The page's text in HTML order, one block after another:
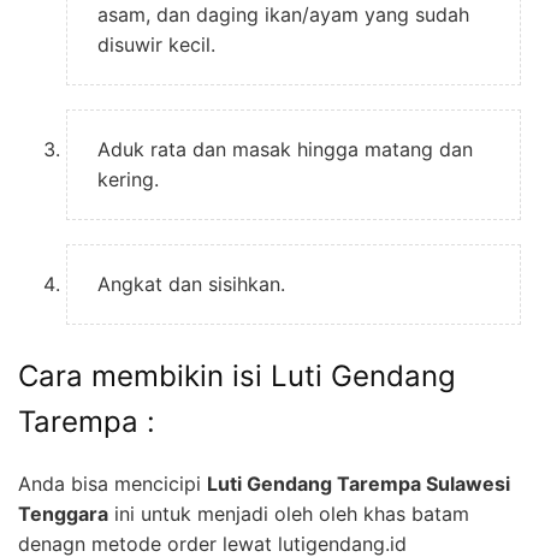
asam, dan daging ikan/ayam yang sudah
disuwir kecil.
Aduk rata dan masak hingga matang dan
kering.
Angkat dan sisihkan.
Cara membikin isi Luti Gendang
Tarempa :
Anda bisa mencicipi Luti Gendang Tarempa Sulawesi
Tenggara ini untuk menjadi oleh oleh khas batam
denagn metode order lewat lutigendang.id